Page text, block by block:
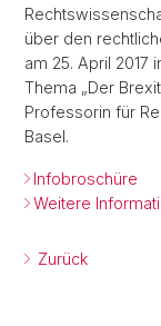
über den
am 25. April 2017
Thema „Der
Professorin für
Basel.
Infobroschüre
Weitere
Zurück